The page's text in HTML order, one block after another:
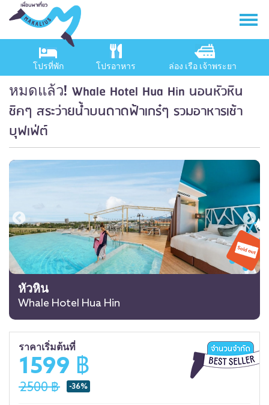
โปรที่พัก โปรอาหาร ล่อง เรือ เจ้าพระยา
หมดแล้ว! Whale Hotel Hua Hin นอนหัวหิน
ชิคๆ สระว่ายน้ำบนดาดฟ้าเกร๋ๆ รวมอาหารเช้า
บุฟเฟ่ต์
หัวหิน
Whale Hotel Hua Hin
ราคาเริ่มต้นที่
1599 ฿
2500 ฿ -36%